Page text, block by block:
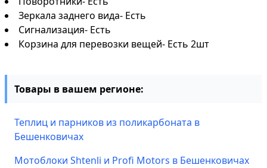
Зеркала заднего вида- Есть
Сигнализация- Есть
Корзина для перевозки вещей- Есть 2шт
Товары в вашем регионе:
Теплиц и парников из поликарбоната в
Бешенковичах
Мотоблоки Shtenli и Profi Motors в Бешенковичах